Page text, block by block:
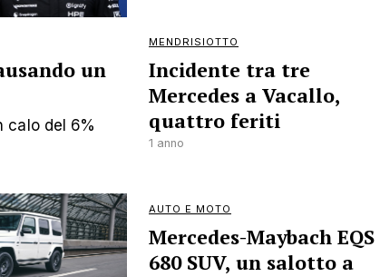
un
calo del 6%
MENDRISIOTTO
Incidente tra tre
Mercedes a Vacallo,
quattro feriti
1 anno
AUTO E MOTO
Mercedes-Maybach EQS
680 SUV, un salotto a